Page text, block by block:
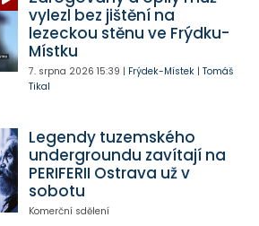
vylezl bez jištění na
lezeckou stěnu ve Frýdku-
Místku
7. srpna 2026 15:39 | Frýdek-Místek| Tomáš
Tikal
Legendy tuzemského
undergroundu zavítají na
PERIFERII Ostrava už v
sobotu
Komerční sdělení